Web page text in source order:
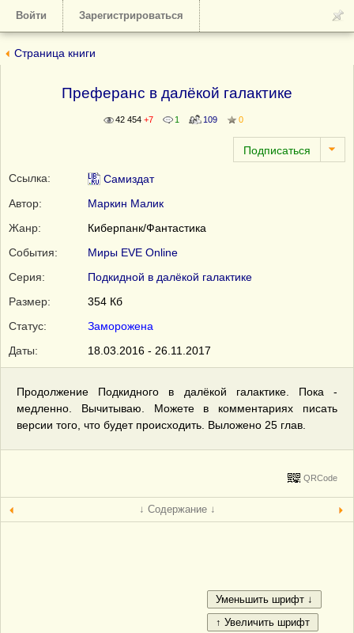
Войти Зарегистрироваться
Страница книги
Преферанс в далёкой галактике
42 454 +7 1 109 0
Ссылка:
Самиздат
Автор:
Маркин Малик
Жанр:
Киберпанк/Фантастика
События:
Миры EVE Online
Серия:
Подкидной в далёкой галактике
Размер:
354 Кб
Статус:
Заморожена
Даты:
18.03.2016 - 26.11.2017
Продолжение Подкидного в далёкой галактике. Пока -
медленно. Вычитываю. Можете в комментариях писать
версии того, что будет происходить. Выложено 25 глав.
QRCode
↓ Содержание ↓